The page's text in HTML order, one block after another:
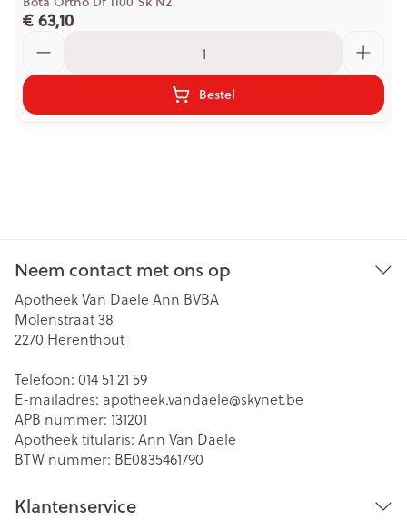
€ 63,10
Bestel
Neem contact met ons op
Apotheek Van Daele Ann BVBA
Molenstraat 38
2270 Herenthout
Telefoon: 014 51 21 59
E-mailadres: apotheek.vandaele@skynet.be
APB nummer: 131201
Apotheek titularis: Ann Van Daele
BTW nummer: BE0835461790
Klantenservice